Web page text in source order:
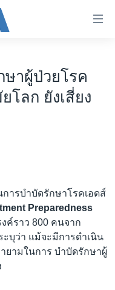
ษาผู้ป่วยโรค
โลก ยังเสี่ยง
ารบำบัดรักษาโรคเอดส์
Preparedness
ค์ราว 800 คนจาก
ะบุว่า แม้จะมีการดำเนิน
ยามในการ บำบัดรักษาผู้